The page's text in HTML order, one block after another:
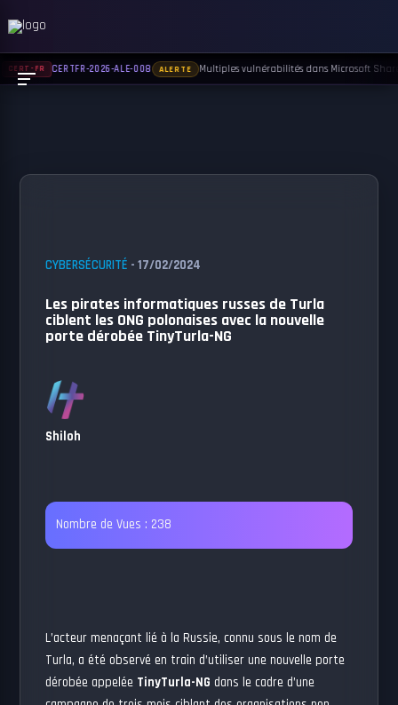
CYBERSÉCURITÉ - 17/02/2024
Les pirates informatiques russes de Turla
ciblent les ONG polonaises avec la nouvelle
porte dérobée TinyTurla-NG
Shiloh
Nombre de Vues : 238
L’acteur menaçant lié à la Russie, connu sous le nom de
Turla, a été observé en train d’utiliser une nouvelle porte
dérobée appelée TinyTurla-NG dans le cadre d’une
CERT-FR CERTFR-2026-ALE-008 ALERTE Multiples vulnérabilités dans Microsoft